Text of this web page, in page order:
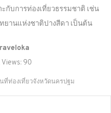
กับการท่องเที่ยวธรรมชาติ เช่น
ยานแห่งชาติปางสีดา เป็นต้น
90
ที่ท่องเที่ยวจังหวัดนครปฐม